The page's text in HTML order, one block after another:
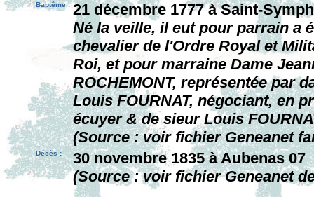
Baptême : 21 décembre 1777 à Saint-
Né la veille, il eut pour parrain a
chevalier de l'Ordre Royal et
Roi, et pour marraine Dame
ROCHEMONT, représentée par
Louis FOURNAT, négociant, en
écuyer & de sieur Louis
(Source : voir fichier Geneanet
Décès :
30 novembre 1835 à Aubenas 07
(Source : voir fichier Geneanet